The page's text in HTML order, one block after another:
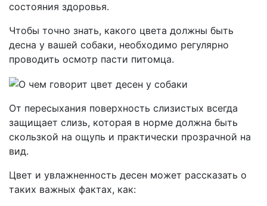
состояния здоровья.
Чтобы точно знать, какого цвета должны быть
десна у вашей собаки, необходимо регулярно
проводить осмотр пасти питомца.
От пересыхания поверхность слизистых всегда
защищает слизь, которая в норме должна быть
скользкой на ощупь и практически прозрачной на
вид.
Цвет и увлажненность десен может рассказать о
таких важных фактах, как: